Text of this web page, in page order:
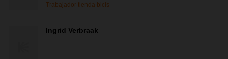
Trabajador tienda bicis
Ingrid Verbraak